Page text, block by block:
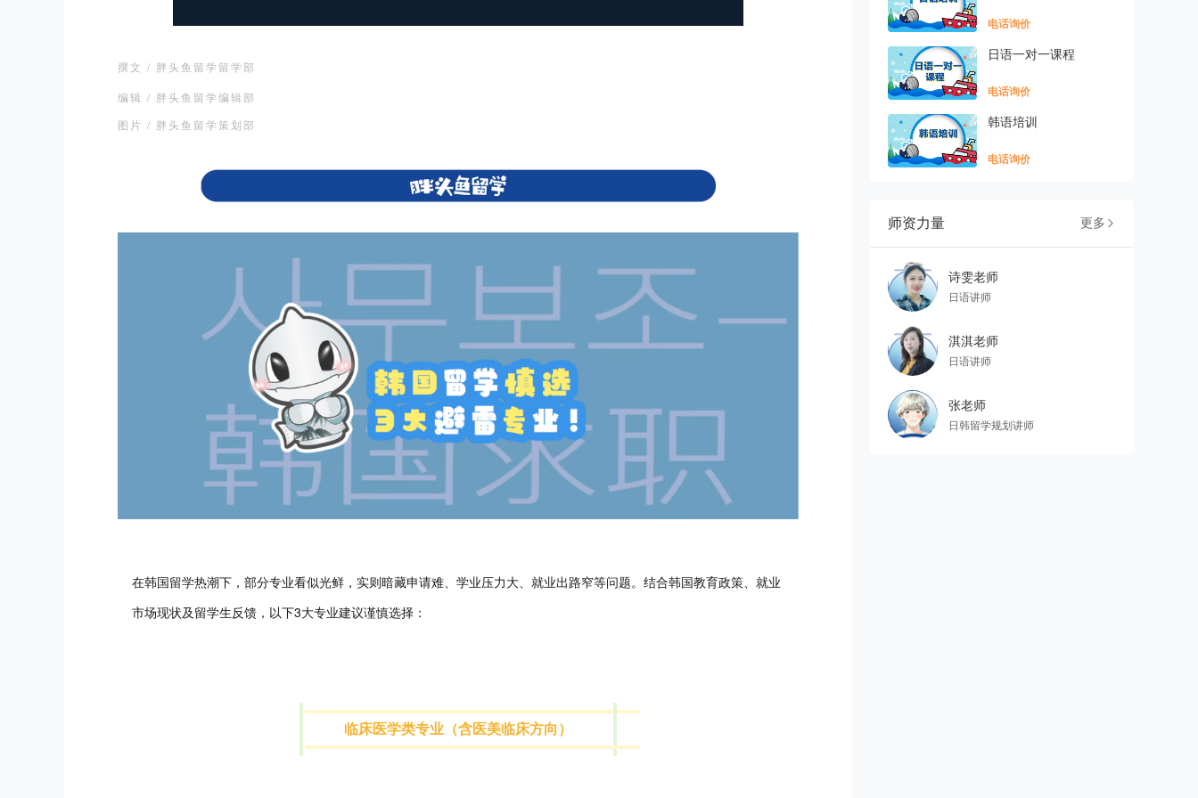
撰文 / 胖头鱼留学留学部
编辑 / 胖头鱼留学编辑部
图片 / 胖头鱼留学策划部
在韩国留学热潮下，部分专业看似光鲜，实则暗藏申请难、学业压力大、就业出路窄等问题。结合韩国教育政策、就业
市场现状及留学生反馈，以下3大专业建议谨慎选择：
临床医学类专业（含医美临床方向）
电话询价
日语一对一课程
电话询价
韩语培训
电话询价
师资力量 更多 
诗雯老师
日语讲师
淇淇老师
日语讲师
张老师
日韩留学规划讲师